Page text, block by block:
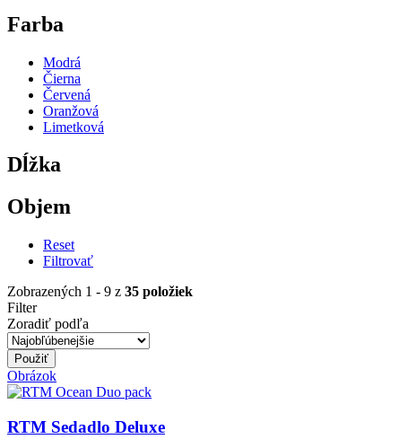
Farba
Modrá
Čierna
Červená
Oranžová
Limetková
Dĺžka
Objem
Reset
Filtrovať
Zobrazených 1 - 9 z 35 položiek
Filter
Zoradiť podľa
Obrázok
RTM Sedadlo Deluxe